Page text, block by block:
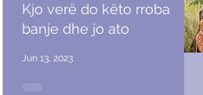
Kjo verë do këto rroba
banje dhe jo ato
Jun 13, 2023